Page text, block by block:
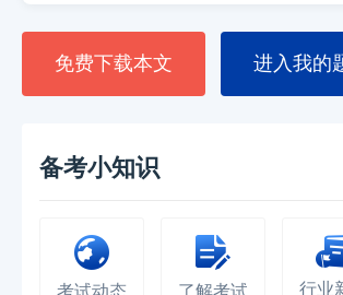
免费下载本文 进入我的
备考小知识
考试动态 了解考试 行业